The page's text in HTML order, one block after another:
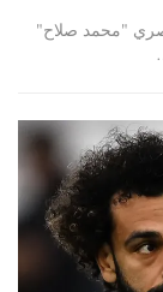
"محمد صلاح"